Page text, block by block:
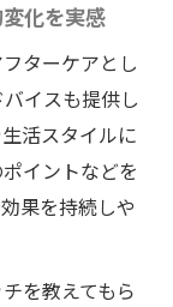
化を実感
ターケアとし
イスも提供し
活スタイルに
イントなどを
果を持続しや
を教えてもら